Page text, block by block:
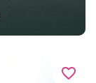
favorite_border